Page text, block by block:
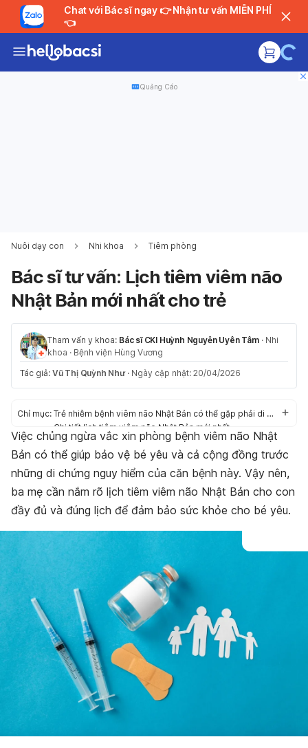
Chat với Bác sĩ ngay 👉 Nhận tư vấn MIỄN PHÍ
👈
Quảng Cáo
Nuôi dạy con Nhi khoa Tiêm phòng
Bác sĩ tư vấn: Lịch tiêm viêm não
Nhật Bản mới nhất cho trẻ
Tham vấn y khoa: Bác sĩ CKI Huỳnh Nguyễn Uyên Tâm · Nhi
khoa · Bệnh viện Hùng Vương
Tác giả: Vũ Thị Quỳnh Như · Ngày cập nhật: 20/04/2026
Chỉ mục:
Trẻ nhiễm bệnh viêm não Nhật Bản có thể gặp phải di chứng gì?
Chi tiết lịch tiêm viêm não Nhật Bản mới nhất
Tác dụng phụ của vắc xin viêm não Nhật Bản
Tiêm vắc xin phòng viêm não Nhật Bản giá bao nhiêu, ở đâu
tốt?
Thắc mắc thường gặp về lịch tiêm vắc xin phòng bệnh viêm
não Nhật Bản
Việc chủng ngừa vắc xin phòng bệnh viêm não Nhật
Bản có thể giúp bảo vệ bé yêu và cả cộng đồng trước
những di chứng nguy hiểm của căn bệnh này. Vậy nên,
ba mẹ cần nắm rõ lịch tiêm viêm não Nhật Bản cho con
đầy đủ và đúng lịch để đảm bảo sức khỏe cho bé yêu.